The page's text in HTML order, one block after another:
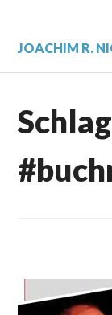
springen
JOACHIM R.